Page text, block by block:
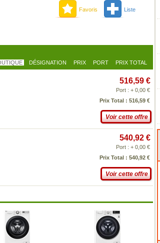
Favoris Liste
DÉSIGNATION PRIX PORT PRIX TOTAL
516,59 €
Port : + 0,00 €
Prix Total : 516,59 €
Voir cette offre
540,92 €
Port : + 0,00 €
Prix Total : 540,92 €
Voir cette offre